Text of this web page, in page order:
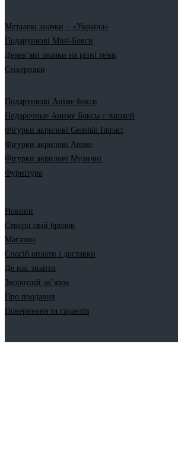
Металеві значки – «Україна»
Подарункові Міні-Бокси
Дерев’яні значки на різні теми
Стікерпаки
Подарункові Аніме бокси
Подарочные Аниме Боксы с чашкой
Фігурки акрилові Genshin Impact
Фігурки акрилові Аніме
Фігурки акрилові Музичні
Фурнітура
Новини
Створи свій брелок
Магазин
Спосіб оплати і доставки
Де нас знайти
Зворотній зв’язок
Про продавця
Повернення та гарантія